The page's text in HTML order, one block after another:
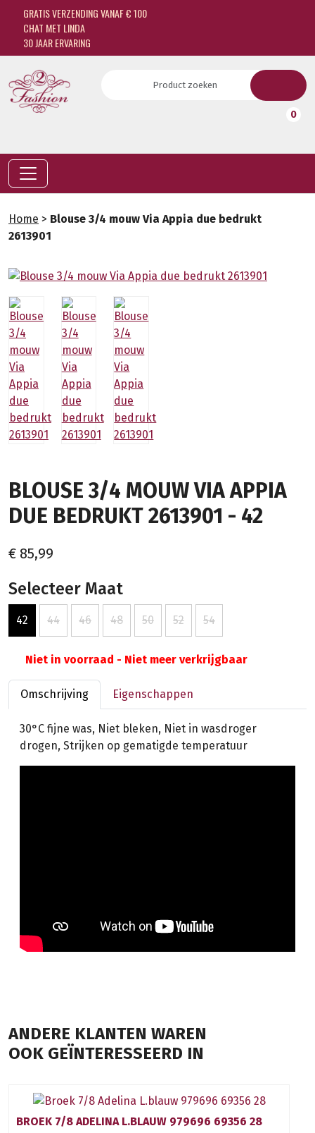
GRATIS VERZENDING VANAF € 100
CHAT MET LINDA
30 JAAR ERVARING
0
Home > Blouse 3/4 mouw Via Appia due bedrukt
2613901
BLOUSE 3/4 MOUW VIA APPIA
DUE BEDRUKT 2613901 - 42
€ 85,99
Selecteer Maat
42 44 46 48 50 52 54
Niet in voorraad - Niet meer verkrijgbaar
Omschrijving Eigenschappen
30°C fijne was, Niet bleken, Niet in wasdroger
drogen, Strijken op gematigde temperatuur
ANDERE KLANTEN WAREN
OOK GEÏNTERESSEERD IN
BROEK 7/8 ADELINA L.BLAUW 979696 69356 28